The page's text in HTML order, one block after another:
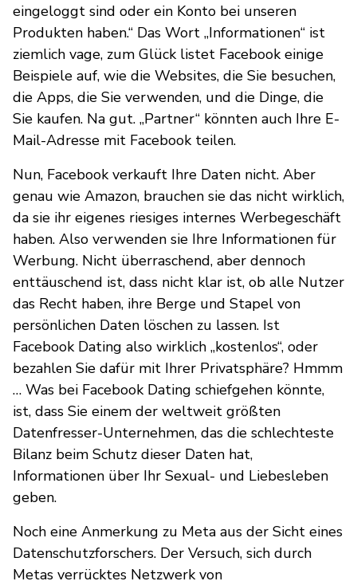
eingeloggt sind oder ein Konto bei unseren
Produkten haben.“ Das Wort „Informationen“ ist
ziemlich vage, zum Glück listet Facebook einige
Beispiele auf, wie die Websites, die Sie besuchen,
die Apps, die Sie verwenden, und die Dinge, die
Sie kaufen. Na gut. „Partner“ könnten auch Ihre E-
Mail-Adresse mit Facebook teilen.
Nun, Facebook verkauft Ihre Daten nicht. Aber
genau wie Amazon, brauchen sie das nicht wirklich,
da sie ihr eigenes riesiges internes Werbegeschäft
haben. Also verwenden sie Ihre Informationen für
Werbung. Nicht überraschend, aber dennoch
enttäuschend ist, dass nicht klar ist, ob alle Nutzer
das Recht haben, ihre Berge und Stapel von
persönlichen Daten löschen zu lassen. Ist
Facebook Dating also wirklich „kostenlos“, oder
bezahlen Sie dafür mit Ihrer Privatsphäre? Hmmm
… Was bei Facebook Dating schiefgehen könnte,
ist, dass Sie einem der weltweit größten
Datenfresser-Unternehmen, das die schlechteste
Bilanz beim Schutz dieser Daten hat,
Informationen über Ihr Sexual- und Liebesleben
geben.
Noch eine Anmerkung zu Meta aus der Sicht eines
Datenschutzforschers. Der Versuch, sich durch
Metas verrücktes Netzwerk von